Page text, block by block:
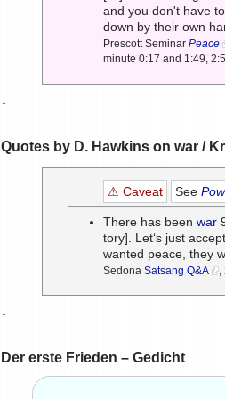
and you don't have
down by their own
Prescott SeminarPeace
minute 0:17 and 1:49,
↑
Quotes by D. Hawkins on war /
⚠ Caveat See
There has beenwar
tory]. Let‘s just
wanted peace, they
SedonaSatsang Q&A ,
↑
Der erste Frieden – Gedicht